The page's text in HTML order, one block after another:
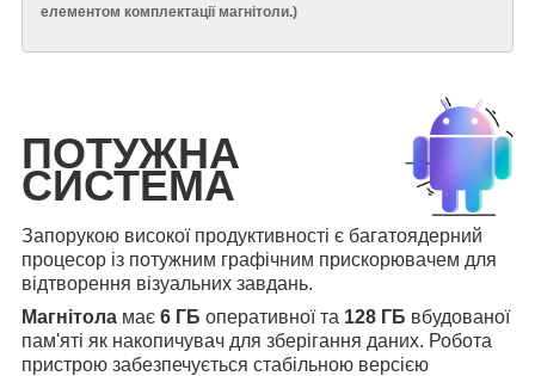
елементом комплектації магнітоли.)
ПОТУЖНА
СИСТЕМА
Запорукою високої продуктивності є багатоядерний
процесор із потужним графічним прискорювачем для
відтворення візуальних завдань.
Магнітола має 6 ГБ оперативної та 128 ГБ вбудованої
пам'яті як накопичувач для зберігання даних. Робота
пристрою забезпечується стабільною версією